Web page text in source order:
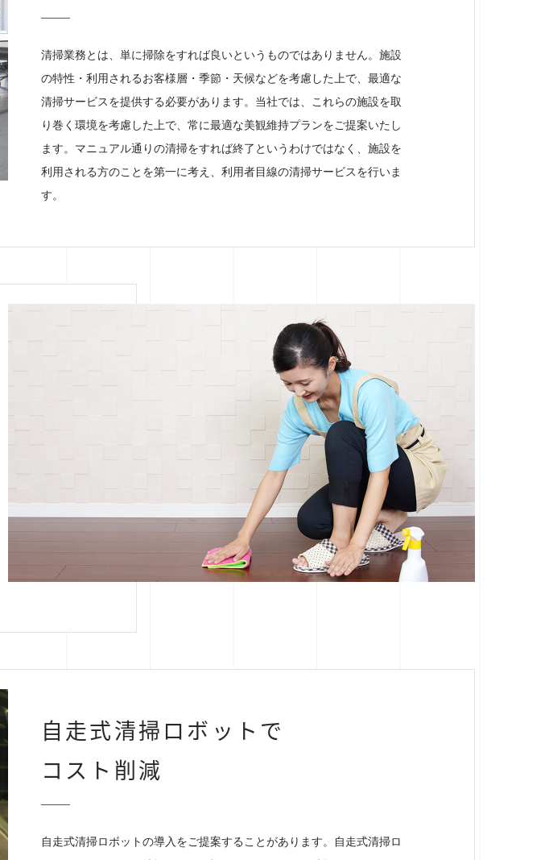
清掃業務とは、単に掃除をすれば良いというものではありません。施設
の特性・利用されるお客様層・季節・天候などを考慮した上で、最適な
清掃サービスを提供する必要があります。当社では、これらの施設を取
り巻く環境を考慮した上で、常に最適な美観維持プランをご提案いたし
ます。マニュアル通りの清掃をすれば終了というわけではなく、施設を
利用される方のことを第一に考え、利用者目線の清掃サービスを行いま
す。
自走式清掃ロボットで
コスト削減
自走式清掃ロボットの導入をご提案することがあります。自走式清掃ロ